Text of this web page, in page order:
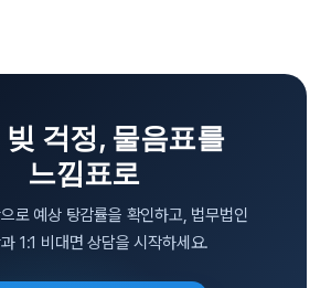
빚 걱정, 물음표를
느낌표로
로 예상 탕감률을 확인하고, 법무법인
1:1 비대면 상담을 시작하세요.